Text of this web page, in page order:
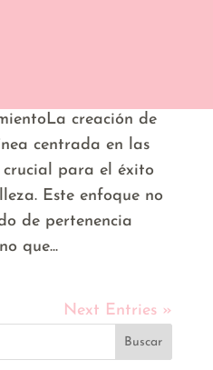
de la belleza: Un modelo de
para mujeres:
creación de
centrada en las
crucial para el éxito
Este enfoque no
de pertenencia
que...
Next Entries »
Buscar